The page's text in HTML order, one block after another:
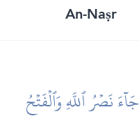
An-Naṣr
نَصۡرُ ٱللَّهِ وَٱلۡفَتۡحُ